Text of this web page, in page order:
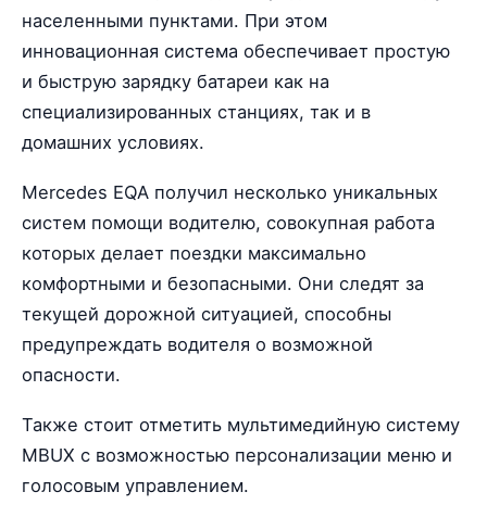
населенными пунктами. При этом
инновационная система обеспечивает простую
и быструю зарядку батареи как на
специализированных станциях, так и в
домашних условиях.
Mercedes EQA получил несколько уникальных
систем помощи водителю, совокупная работа
которых делает поездки максимально
комфортными и безопасными. Они следят за
текущей дорожной ситуацией, способны
предупреждать водителя о возможной
опасности.
Также стоит отметить мультимедийную систему
MBUX с возможностью персонализации меню и
голосовым управлением.